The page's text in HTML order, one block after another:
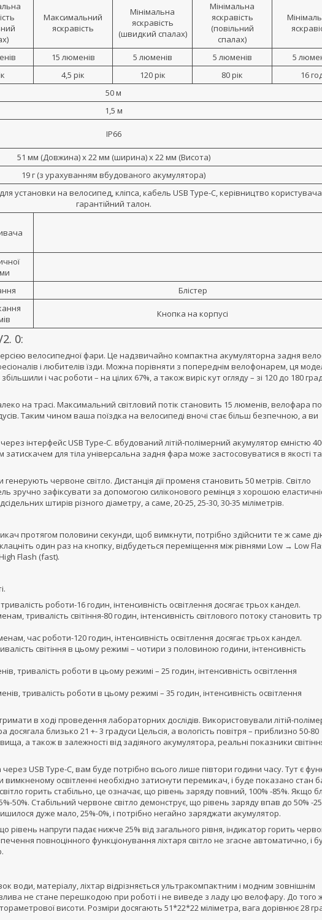
Максимальний
яскравість
Мінімальна
яскравість
(швидкий спалах)
Мінімальна
яскравість
(повільний
спалах)
15 люменів 5 люменів 5 люменів
5
4,5 рік 120 рік 80 рік
16
50 м
1,5 м
IP66
51 мм (Довжина) х 22 мм (ширина) х 22 мм (Висота)
19 г (з урахуванням вбудованого акумулятора)
установки на велосипед, кліпса, кабель USB Type-C, керівництво
гарантійний талон.
Блістер
Кнопка на корпусі
0:
велосипедної фари. Це надзвичайно компактна акумуляторна задня
і любителів їзди. Можна порівняти з попереднім велофонарем, ця
і час роботи – на цілих 67%, а також виріс кут огляду – зі 120 до 180
на трасі. Максимальний світловий потік становить 15 люменів, велофара
Таким чином ваша поїздка на велосипеді вночі стає більш безпечною, а ви
інтерфейс USB Type-C. вбудований літій-полімерний акумулятор ємністю
затискачем для тіла універсальна задня фара може застосовуватися в якості
генерують червоне світло. Дистанція дії променя становить 50 метрів. Світло
зручно зафіксувати за допомогою силіконового ремінця з хорошою
штирів різного діаметру, а саме, 20-25, 25-30, 30-35 міліметрів.
протягом половини секунди, щоб вимкнути, потрібно здійснити те ж саме
один раз на кнопку, відбудеться переміщення між рівнями Low → Low
Flash (fast).
роботи-16 годин, інтенсивність освітлення досягає трьох кандел.
тривалість світіння-80 годин, інтенсивність світлового потоку становить
час роботи-120 годин, інтенсивність освітлення досягає трьох кандел.
світіння в цьому режимі – чотири з половиною години, інтенсивність
тривалість роботи в цьому режимі – 25 годин, інтенсивність освітлення
тривалість роботи в цьому режимі – 35 годин, інтенсивність освітлення
в ході проведення лабораторних дослідів. Використовували літій-
близько 21 +- 3 градуси Цельсія, а вологість повітря – приблизно 50-80
а також в залежності від задіяного акумулятора, реальні показники
USB Type-C, вам буде потрібно всього лише півтори години часу. Тут є
освітленні необхідно затиснути перемикач, і буде показано стан
горить стабільно, це означає, що рівень заряду повний, 100% -85%. Якщо
50%. Стабільний червоне світло демонструє, що рівень заряду впав до 50% -
дуже мало, 25%-0%, і потрібно негайно заряджати акумулятор.
рівень напруги падає нижче 25% від загального рівня, індикатор горить
повноцінного функціонування ліхтаря світло не згасне автоматично, і
води, матеріалу, ліхтар відрізняється ультракомпактним і модним зовнішнім
злива не стане перешкодою при роботі і не виведе з ладу цю велофару. До того
висоти. Розміри досягають 51*22*22 міліметра, вага дорівнює 28